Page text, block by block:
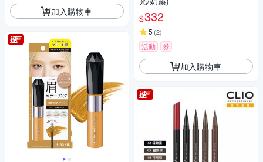
加入購物車
$332
5 (2)
活動 券
加入購物車